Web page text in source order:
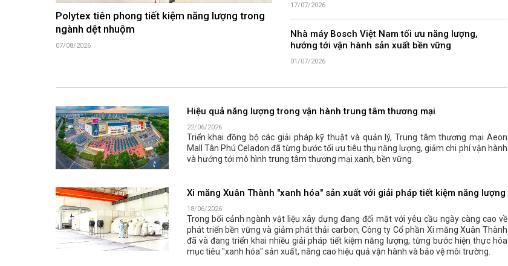
Polytex tiên phong tiết kiệm năng lượng trong
ngành dệt nhuộm
07/08/2026
17/07/2026
Nhà máy Bosch Việt Nam tối ưu năng lượng,
hướng tới vận hành sản xuất bền vững
01/07/2026
Hiệu quả năng lượng trong vận hành trung tâm thương mại
22/06/2026
Triển khai đồng bộ các giải pháp kỹ thuật và quản lý, Trung tâm thương mại Aeon
Mall Tân Phú Celadon đã từng bước tối ưu tiêu thụ năng lượng, giảm chi phí vận hành
và hướng tới mô hình trung tâm thương mại xanh, bền vững.
Xi măng Xuân Thành "xanh hóa" sản xuất với giải pháp tiết kiệm năng lượng
18/06/2026
Trong bối cảnh ngành vật liệu xây dựng đang đối mặt với yêu cầu ngày càng cao về
phát triển bền vững và giảm phát thải carbon, Công ty Cổ phần Xi măng Xuân Thành
đã và đang triển khai nhiều giải pháp tiết kiệm năng lượng, từng bước hiện thực hóa
mục tiêu "xanh hóa" sản xuất, nâng cao hiệu quả vận hành và bảo vệ môi trường.